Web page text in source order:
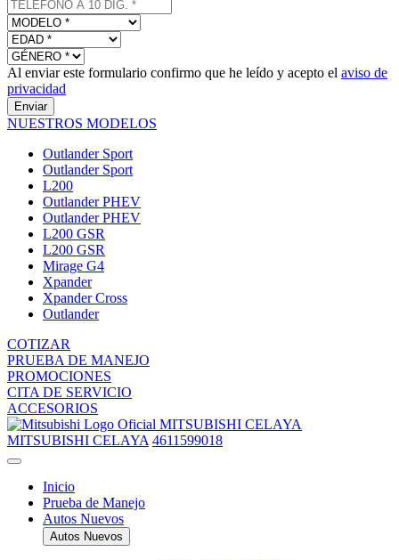
Al enviar este formulario confirmo que he leído y acepto el aviso de
privacidad
Enviar
NUESTROS MODELOS
Outlander Sport
Outlander Sport
L200
Outlander PHEV
Outlander PHEV
L200 GSR
L200 GSR
Mirage G4
Xpander
Xpander Cross
Outlander
COTIZAR
PRUEBA DE MANEJO
PROMOCIONES
CITA DE SERVICIO
ACCESORIOS
MITSUBISHI CELAYA
MITSUBISHI CELAYA 4611599018
Inicio
Prueba de Manejo
Autos Nuevos
Autos Nuevos